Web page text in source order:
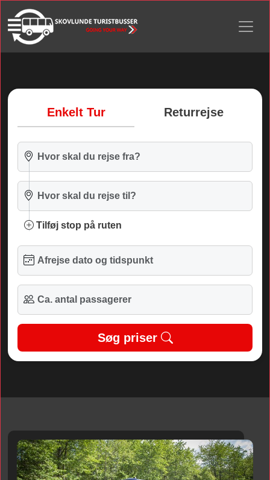
Enkelt Tur Returrejse
Tilføj stop på ruten
Søg priser